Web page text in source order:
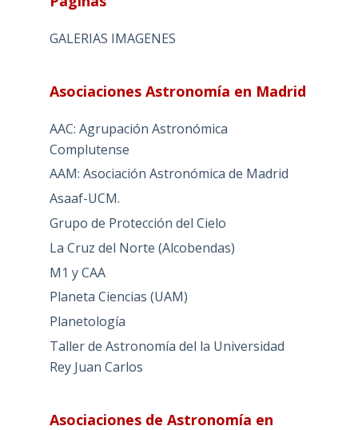
GALERIAS IMAGENES
Asociaciones Astronomía en Madrid
AAC: Agrupación Astronómica
Complutense
AAM: Asociación Astronómica de Madrid
Asaaf-UCM.
Grupo de Protección del Cielo
La Cruz del Norte (Alcobendas)
M1 y CAA
Planeta Ciencias (UAM)
Planetología
Taller de Astronomía del la Universidad
Rey Juan Carlos
Asociaciones de Astronomía en